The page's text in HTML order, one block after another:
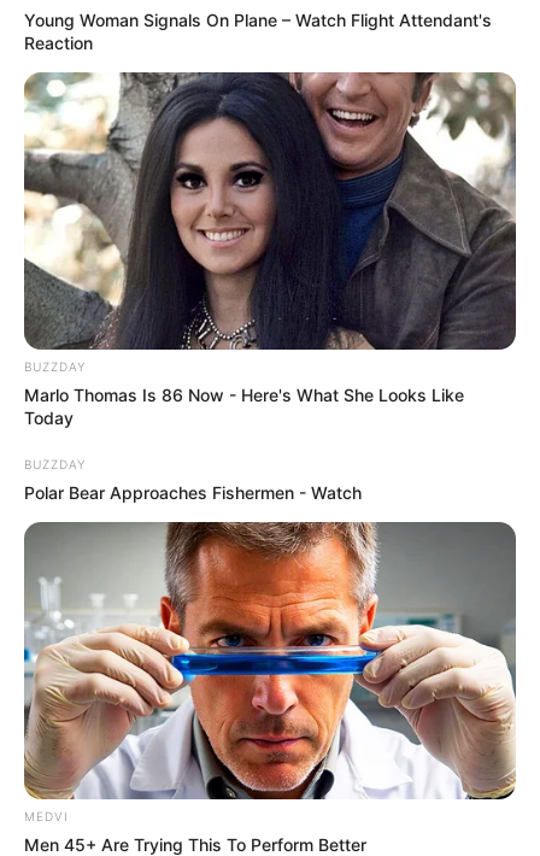
parloir ?
de sa maman Lou ?
Young Woman Signals On Plane – Watch Flight Attendant's
Reaction
BUZZDAY
Marlo Thomas Is 86 Now - Here's What She Looks Like
Today
BUZZDAY
Polar Bear Approaches Fishermen - Watch
MEDVI
Men 45+ Are Trying This To Perform Better